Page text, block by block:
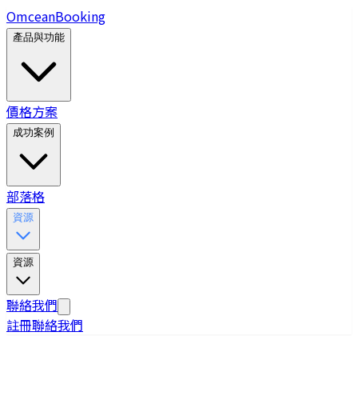
OmceanBooking
產品與功能
價格方案
成功案例
部落格
資源
資源
聯絡我們
註冊聯絡我們